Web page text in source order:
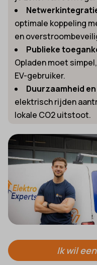
optimale koppeling
en
Publieke
Opladen moet
EV-gebruiker.
Duurzaamheid
elektrisch rijden
lokale CO2 uitstoot.
Ik wil